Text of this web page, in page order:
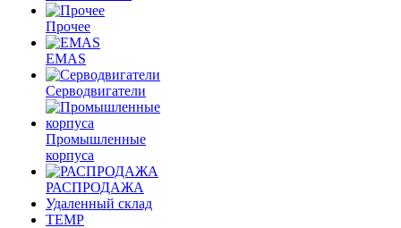
Прочее
EMAS
Cерводвигатели
Промышленные
корпуса
РАСПРОДАЖА
Удаленный склад
TEMP